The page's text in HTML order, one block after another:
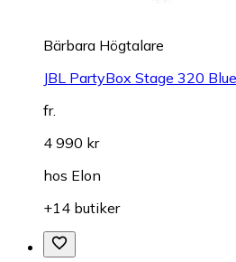
Bärbara Högtalare
JBL PartyBox Stage 320
fr.
4 990 kr
hos Elon
+14 butiker